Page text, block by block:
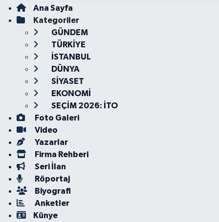
Ana Sayfa
Kategoriler
GÜNDEM
TÜRKİYE
İSTANBUL
DÜNYA
SİYASET
EKONOMİ
SEÇİM 2026: İTO
Foto Galeri
Video
Yazarlar
Firma Rehberi
Seri İlan
Röportaj
Biyografi
Anketler
Künye